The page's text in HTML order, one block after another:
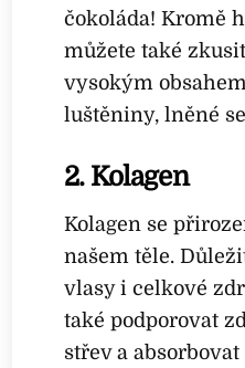
čokoláda! Kromě
můžete také
vysokým
luštěniny, lněné
2. Kolagen
Kolagen se
našem těle.
vlasy i celkové
také podporovat
střev a